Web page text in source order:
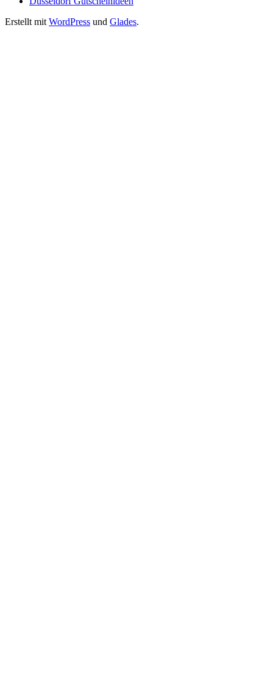
Erstellt mitWordPress und Glades.